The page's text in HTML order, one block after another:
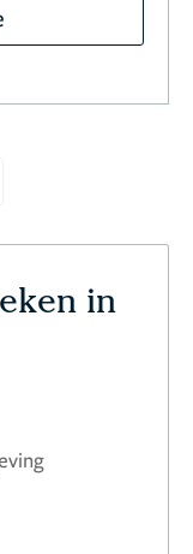
in